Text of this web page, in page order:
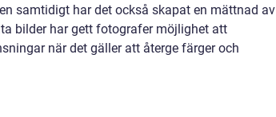
samtidigt har det också skapat en mättnad av
bilder har gett fotografer möjlighet att
när det gäller att återge färger och